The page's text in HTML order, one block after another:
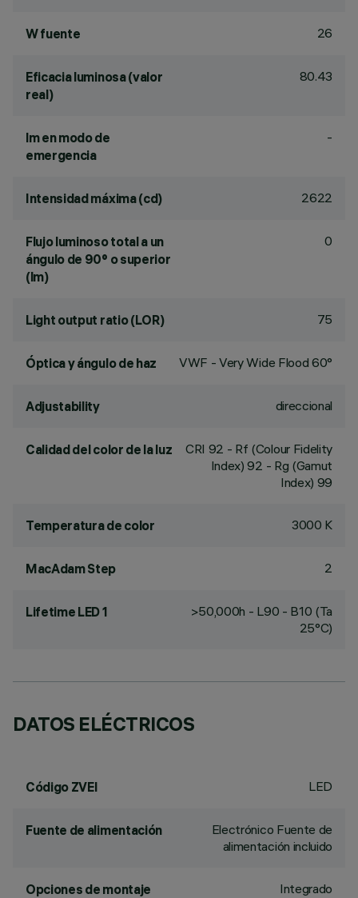
W fuente 26
Eficacia luminosa (valor
real)
80.43
lm en modo de
emergencia
-
Intensidad máxima (cd) 2622
Flujo luminoso total a un
ángulo de 90° o superior
(lm)
0
Light output ratio (LOR) 75
Óptica y ángulo de haz VWF - Very Wide Flood 60°
Adjustability direccional
Calidad del color de la luz CRI 92 - Rf (Colour Fidelity
Index) 92 - Rg (Gamut
Index) 99
Temperatura de color 3000 K
MacAdam Step 2
Lifetime LED 1
>50,000h - L90 - B10 (Ta
25°C)
DATOS ELÉCTRICOS
Código ZVEI LED
Fuente de alimentación
Electrónico Fuente de
alimentación incluido
Opciones de montaje Integrado